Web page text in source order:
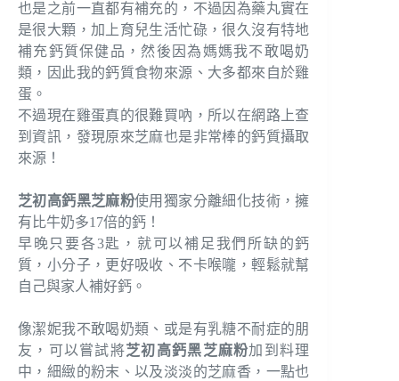
也是之前一直都有補充的，不過因為藥丸實在
是很大顆，加上育兒生活忙碌，很久沒有特地
補充鈣質保健品，然後因為媽媽我不敢喝奶
類，因此我的鈣質食物來源、大多都來自於雞
蛋。
不過現在雞蛋真的很難買吶，所以在網路上查
到資訊，發現原來芝麻也是非常棒的鈣質攝取
來源！
芝初高鈣黑芝麻粉使用獨家分離細化技術，擁
有比牛奶多17倍的鈣！
早晚只要各3匙，就可以補足我們所缺的鈣
質，小分子，更好吸收、不卡喉嚨，輕鬆就幫
自己與家人補好鈣。
像潔妮我不敢喝奶類、或是有乳糖不耐症的朋
友，可以嘗試將芝初高鈣黑芝麻粉加到料理
中，細緻的粉末、以及淡淡的芝麻香，一點也